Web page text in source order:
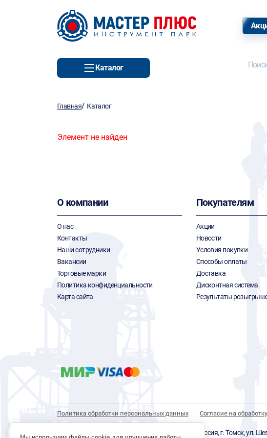
Каталог
Главная/ Каталог
Элемент не найден
О компании
О нас
Контакты
Наши сотрудники
Вакансии
Торговые марки
Политика конфиденциальности
Карта сайта
Покупателям
Акции
Новости
Условия покупки
Способы оплаты
Доставка
Дисконтная система
Результаты
Политика обработки персональных данных Согласие на
© 1996 - 2026 инструмент парк «Мастер Плюс» Россия, г. Томск, ул.